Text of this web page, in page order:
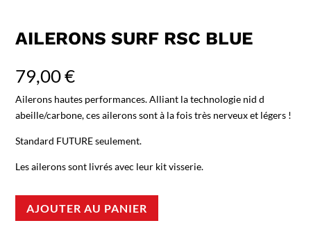
AILERONS SURF RSC BLUE
79,00€
Ailerons hautes performances. Alliant la technologie nid d
abeille/carbone, ces ailerons sont à la fois très nerveux et légers !
Standard FUTURE seulement.
Les ailerons sont livrés avec leur kit visserie.
AJOUTER AU PANIER